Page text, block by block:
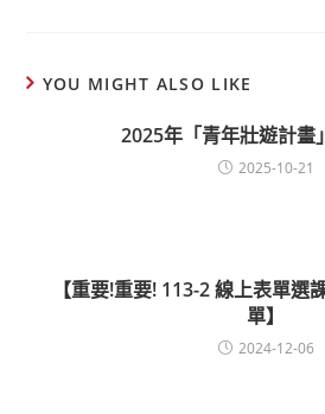
YOU MIGHT ALSO LIKE
2025年「青年壯遊計畫
2025-10-21
【重要!重要! 113-2 線上表單選
單】
2024-12-06